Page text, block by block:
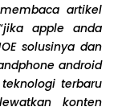
artikel
jika apple anda
solusinya dan
android
terbaru
konten